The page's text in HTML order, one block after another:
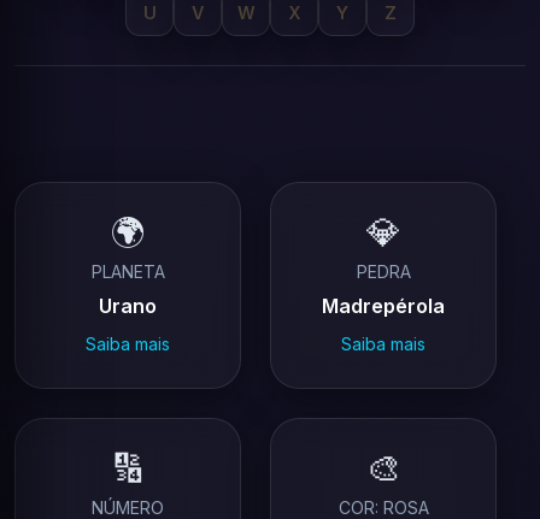
U V W X Y Z
🌍
PLANETA
Urano
Saiba mais
💎
PEDRA
Madrepérola
Saiba mais
🔢
NÚMERO
🎨
COR: ROSA